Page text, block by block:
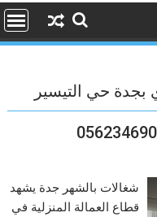
بجدة حي التيسير
شغالات بالشهر جدة يشهد
قطاع العمالة المنزلية في